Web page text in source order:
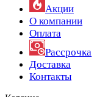
Акции
О компании
Оплата
Рассрочка
Доставка
Контакты